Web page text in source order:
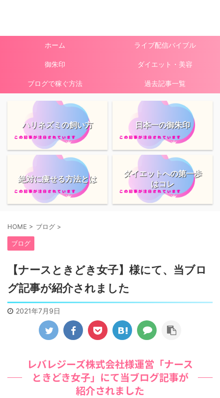
ホーム ライブ配信バイブル
御朱印 ダイエット・美容
ブログで稼ぐ方法 過去記事一覧
ハリネズミの飼い方 日本一の御朱印
絶対に痩せる方法とは
ダイエットへの第一歩
はコレ
HOME > ブログ >
ブログ
【ナースときどき女子】様にて、当ブロ
グ記事が紹介されました
2021年7月9日
レバレジーズ株式会社様運営「ナース
ときどき女子」にて当ブログ記事が
紹介されました